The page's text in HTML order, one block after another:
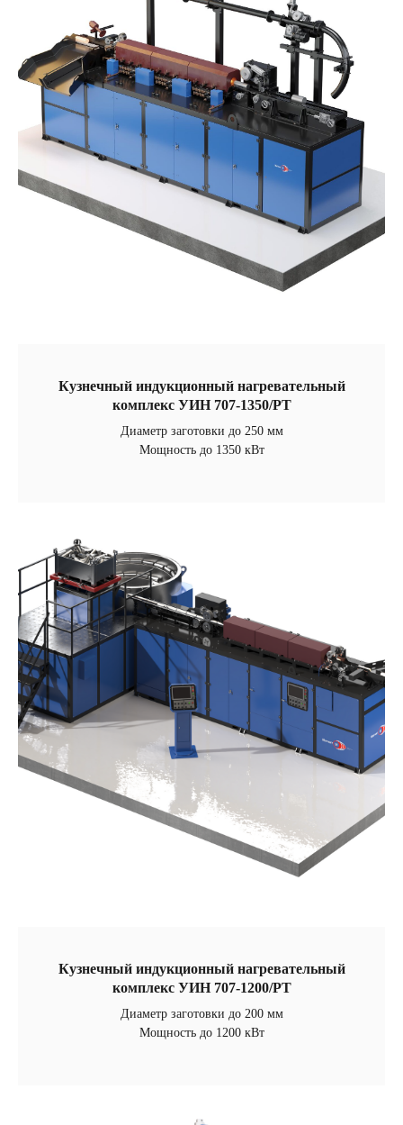
Кузнечный индукционный нагревательный
комплекс УИН 707-1350/РТ
Диаметр заготовки до 250 мм
Мощность до 1350 кВт
Кузнечный индукционный нагревательный
комплекс УИН 707-1200/РТ
Диаметр заготовки до 200 мм
Мощность до 1200 кВт